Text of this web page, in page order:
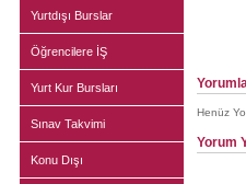
Yurtdışı Burslar
Öğrencilere İŞ
Yurt Kur Bursları
Sınav Takvimi
Konu Dışı
Henüz
Yorum